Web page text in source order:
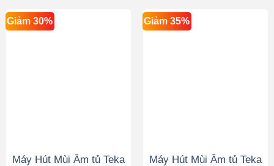
Giảm 30%
Máy Hút Mùi Âm tủ Teka
Giảm 35%
Máy Hút Mùi Âm tủ Teka